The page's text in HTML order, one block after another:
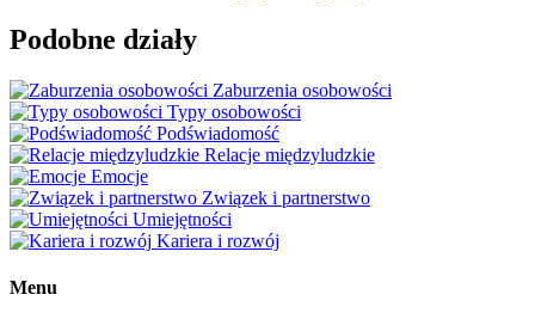
Podobne działy
Zaburzenia osobowości
Typy osobowości
Podświadomość
Relacje międzyludzkie
Emocje
Związek i partnerstwo
Umiejętności
Kariera i rozwój
Menu